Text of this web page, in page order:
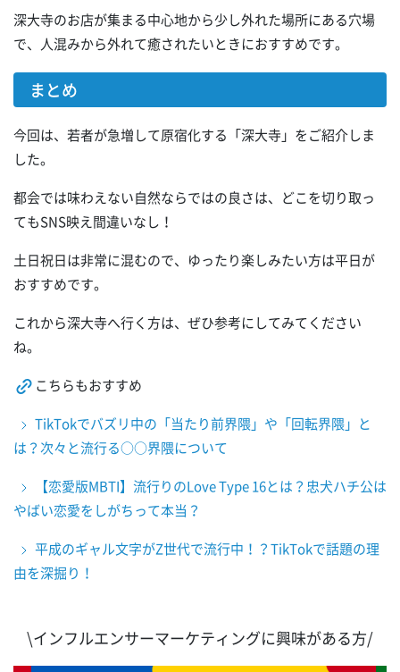
深大寺のお店が集まる中心地から少し外れた場所にある穴場
で、人混みから外れて癒されたいときにおすすめです。
まとめ
今回は、若者が急増して原宿化する「深大寺」をご紹介しま
した。
都会では味わえない自然ならではの良さは、どこを切り取っ
てもSNS映え間違いなし！
土日祝日は非常に混むので、ゆったり楽しみたい方は平日が
おすすめです。
これから深大寺へ行く方は、ぜひ参考にしてみてください
ね。
こちらもおすすめ
TikTokでバズリ中の「当たり前界隈」や「回転界隈」と
は？次々と流行る○○界隈について
【恋愛版MBTI】流行りのLove Type 16とは？忠犬ハチ公は
やばい恋愛をしがちって本当？
平成のギャル文字がZ世代で流行中！？TikTokで話題の理
由を深掘り！
\インフルエンサーマーケティングに興味がある方/